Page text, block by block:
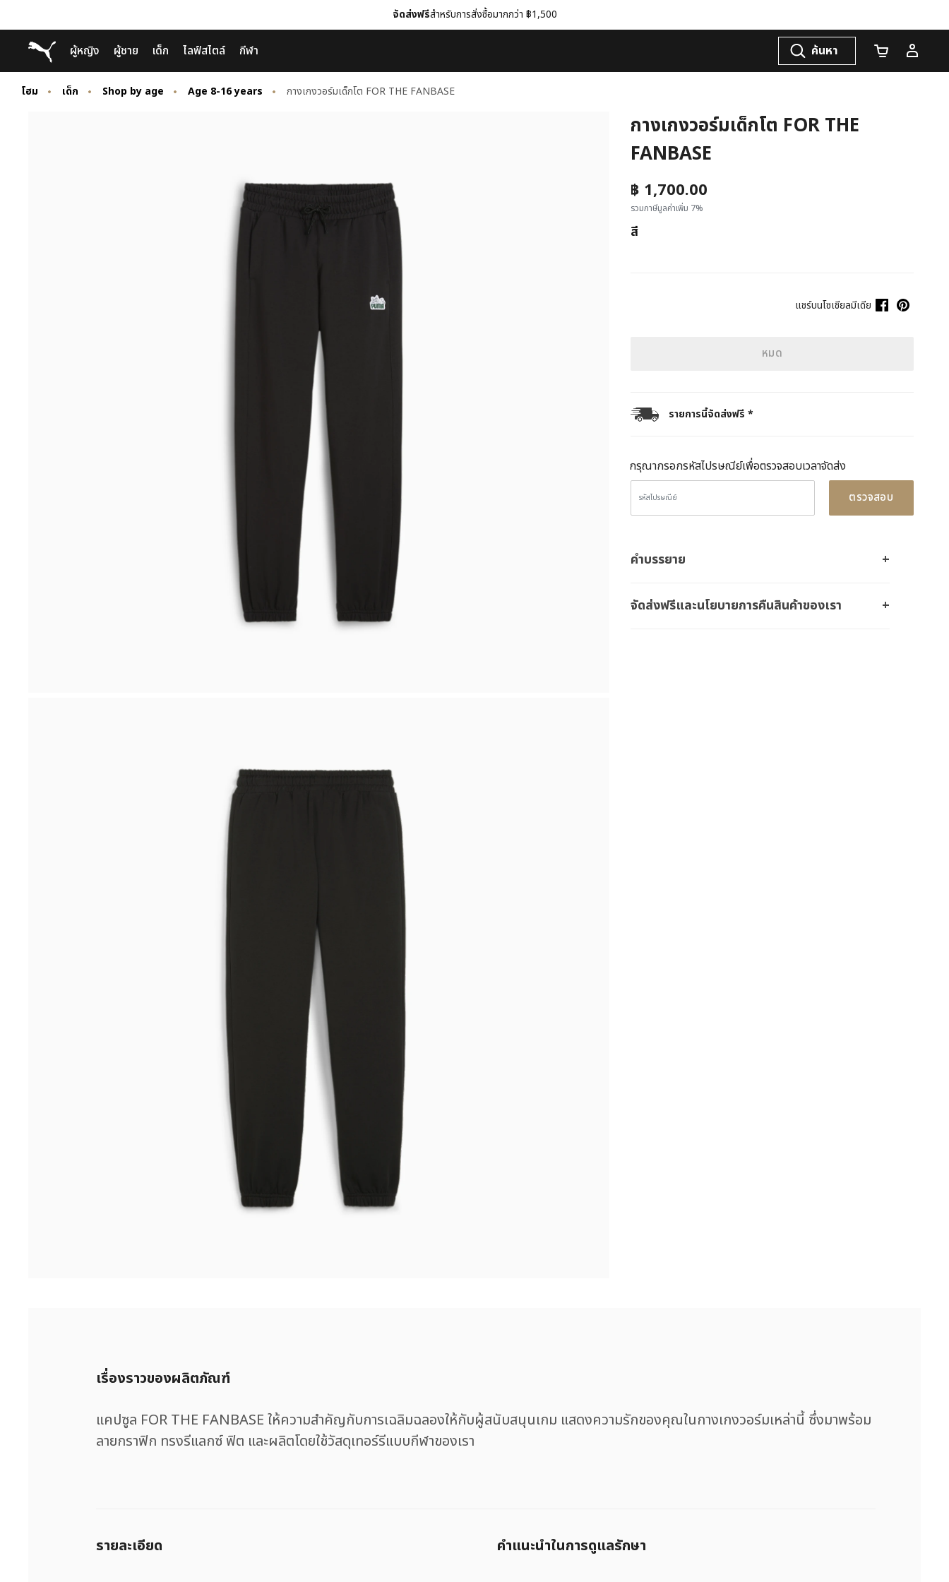
to
Main
content
to
Footer
Content
จัดส่งฟรีสำหรับการสั่งซื้อมากกว่า ฿1,500
Puma โฮม
ผู้หญิง ผู้ชาย เด็ก ไลฟ์สไตล์ กีฬา ค้นหา จำนวนรถเข็น
โฮม เด็ก Shop by age Age 8-16 years กางเกงวอร์มเด็กโต FOR THE FANBASE
กางเกงวอร์มเด็กโต FOR THE
FANBASE
฿ 1,700.00
รวมภาษีมูลค่าเพิ่ม 7%
สี
แชร์บนโซเชียลมีเดีย
หมด
รายการนี้จัดส่งฟรี *
กรุณากรอกรหัสไปรษณีย์เพื่อตรวจสอบเวลาจัดส่ง
ตรวจสอบ
คำบรรยาย
จัดส่งฟรีและนโยบายการคืนสินค้าของเรา
เรื่องราวของผลิตภัณฑ์
แคปซูล FOR THE FANBASE ให้ความสำคัญกับการเฉลิมฉลองให้กับผู้สนับสนุนเกม แสดงความรักของคุณในกางเกงวอร์มเหล่านี้ ซึ่งมาพร้อม
ลายกราฟิก ทรงรีแลกซ์ ฟิต และผลิตโดยใช้วัสดุเทอร์รีแบบกีฬาของเรา
รายละเอียด คําแนะนําในการดูแลรักษา